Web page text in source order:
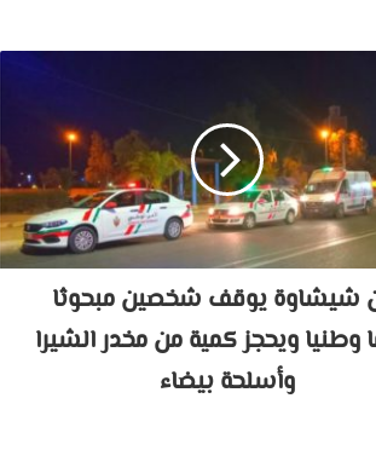
شيشاوة يوقف شخصين مبحوثا
وطنيا ويحجز كمية من مخدر الشيرا
وأسلحة بيضاء